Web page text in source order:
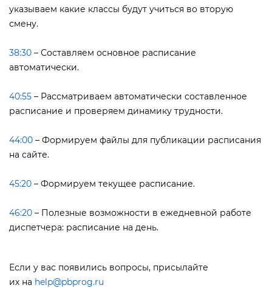
указываем какие классы будут учиться во вторую
смену.
38:30 – Составляем основное расписание
автоматически.
40:55 – Рассматриваем автоматически составленное
расписание и проверяем динамику трудности.
44:00 – Формируем файлы для публикации расписания
на сайте.
45:20 – Формируем текущее расписание.
46:20 – Полезные возможности в ежедневной работе
диспетчера: расписание на день.
Если у вас появились вопросы, присылайте
их на help@pbprog.ru